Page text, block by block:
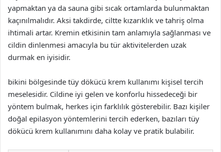
yapmaktan ya da sauna gibi sıcak ortamlarda bulunmaktan
kaçınılmalıdır. Aksi takdirde, ciltte kızarıklık ve tahriş olma
ihtimali artar. Kremin etkisinin tam anlamıyla sağlanması ve
cildin dinlenmesi amacıyla bu tür aktivitelerden uzak
durmak en iyisidir.
bikini bölgesinde tüy dökücü krem kullanımı kişisel tercih
meselesidir. Cildine iyi gelen ve konforlu hissedeceği bir
yöntem bulmak, herkes için farklılık gösterebilir. Bazı kişiler
doğal epilasyon yöntemlerini tercih ederken, bazıları tüy
dökücü krem kullanımını daha kolay ve pratik bulabilir.